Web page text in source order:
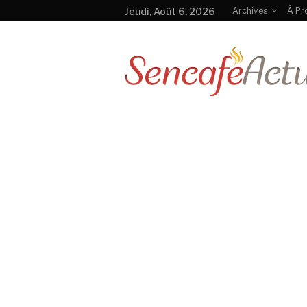
Jeudi, Août 6, 2026 Archives À